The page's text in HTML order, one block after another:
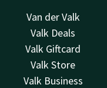
Van der Valk
Valk Deals
Valk Giftcard
Valk Store
Valk Business